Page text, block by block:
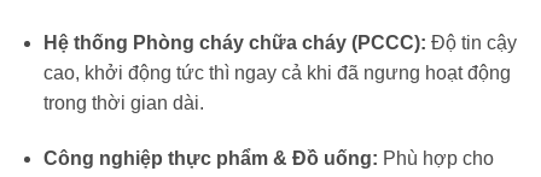
Hệ thống Phòng cháy chữa cháy (PCCC): Độ tin cậy
cao, khởi động tức thì ngay cả khi đã ngưng hoạt động
trong thời gian dài.
Công nghiệp thực phẩm & Đồ uống: Phù hợp cho